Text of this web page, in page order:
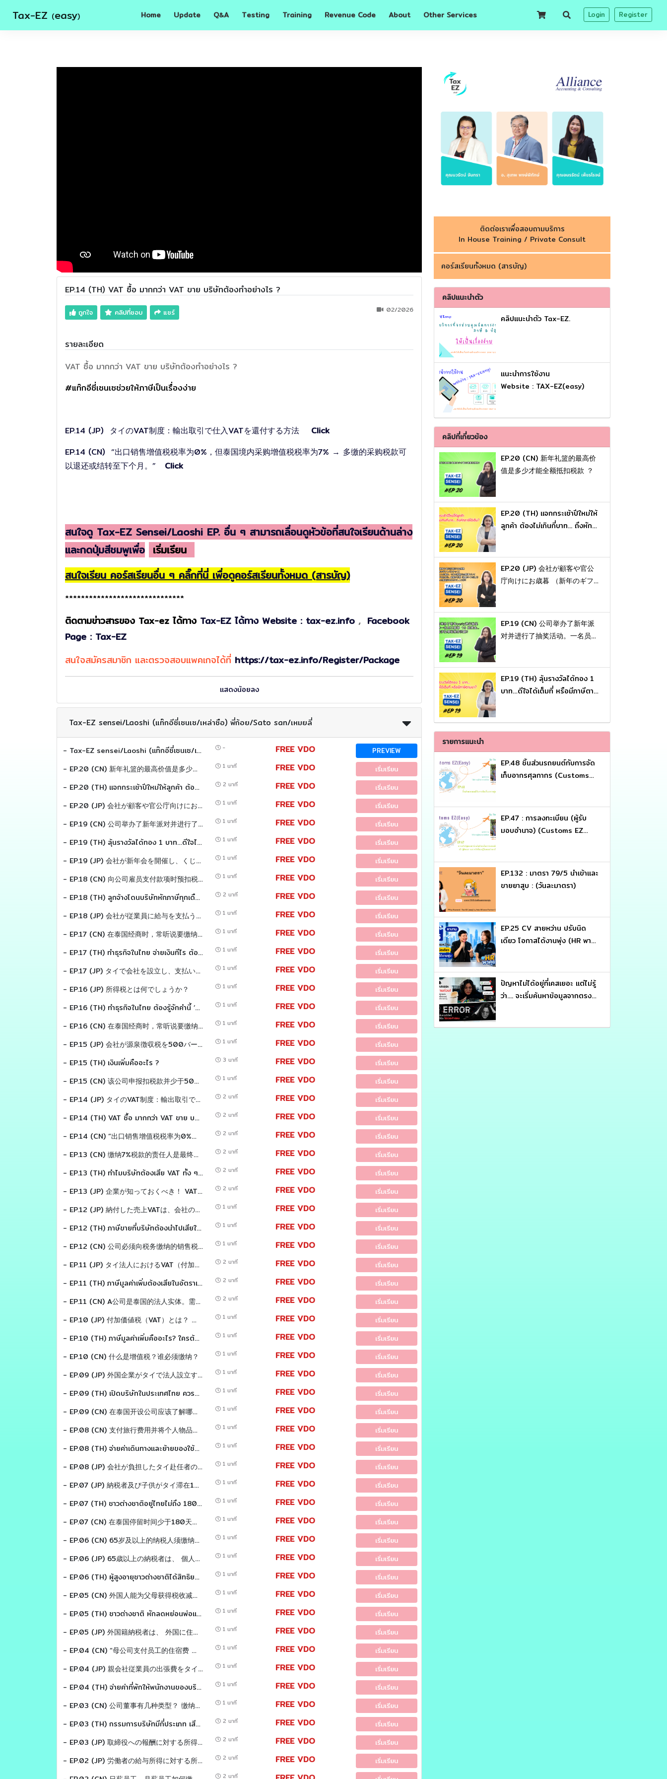
Tax-EZ (easy) Home Update Q&A Testing Training Revenue Code About Other Services Login Register
EP.14 (TH) VAT ซื้อ มากกว่า VAT ขาย บริษัทต้องทำอย่างไร ?
ถูกใจ คลิปที่ชอบ แชร์ 02/2026
รายละเอียด
VAT ซื้อ มากกว่า VAT ขาย บริษัทต้องทำอย่างไร ?
#แท๊กอีซี่เซนเซช่วยให้ภาษีเป็นเรื่องง่าย
EP.14 (JP) タイのVAT制度：輸出取引で仕入VATを還付する方法 Click
EP.14 (CN) “出口销售增值税税率为0%，但泰国境内采购增值税税率为7% → 多缴的采购税款可
以退还或结转至下个月。” Click
สนใจดู Tax-EZ Sensei/Laoshi EP. อื่น ๆ สามารถเลื่อนดูหัวข้อที่สนใจเรียนด้านล่าง
และกดปุ่มสีชมพูเพื่อ เริ่มเรียน
สนใจเรียน คอร์สเรียนอื่น ๆ คลิ๊กที่นี่ เพื่อดูคอร์สเรียนทั้งหมด (สารบัญ)
******************************
ติดตามข่าวสารของ Tax-ez ได้ทาง Tax-EZ ได้ทาง Website : tax-ez.info , Facebook
Page : Tax-EZ
สนใจสมัครสมาชิก และตรวจสอบแพคเกจได้ที่ https://tax-ez.info/Register/Package
แสดงน้อยลง
Tax-EZ sensei/Laoshi (แท๊กอีซี่เซนเซ/เหล่าซือ) พี่ก้อย/Sato san/เหมยลี่
- Tax-EZ sensei/Laoshi (แท๊กอีซี่เซนเซ/เหล่าซือ) - FREE VDO PREVIEW
- EP.20 (CN) 新年礼篮的最高价值是多少才能全额抵扣税款 ？ 1 นาที FREE VDO เริ่มเรียน
- EP.20 (TH) แจกกระเช้าปีใหม่ให้ลูกค้า ต้องไม่เกินกี่บาท... ถึงหักภาษีได้เต็ม ? 2 นาที FREE VDO เริ่มเรียน
- EP.20 (JP) 会社が顧客や官公庁向けにお歳暮 （新年のギフトバスケット） を購入した場合、これを税務上の費用として 計上するために、金額の下限（最低いくら以上） といった規定はあるのでしょうか？ 1 นาที FREE VDO เริ่มเรียน
- EP.19 (CN) 公司举办了新年派对并进行了抽奖活动。一名员工赢得了价值1泰铢的黄金。这会涉及哪些税务问题 ？ 1 นาที FREE VDO เริ่มเรียน
- EP.19 (TH) ลุ้นรางวัลได้ทอง 1 บาท…ดีใจได้เต็มที่ หรือมีภาษีตามมา ? 1 นาที FREE VDO เริ่มเรียน
- EP.19 (JP) 会社が新年会を開催し、くじ引きで従業員が「金1バーツ」を当選した場合、税務上の取扱いはどうなりますか？ 1 นาที FREE VDO เริ่มเรียน
- EP.18 (CN) 向公司雇员支付款项时预扣税的计算 ？ 1 นาที FREE VDO เริ่มเรียน
- EP.18 (TH) ลูกจ้างโดนบริษัทหักภาษีทุกเดือน เอ๊ะ !! คำนวณยังไงกันนะ ? 2 นาที FREE VDO เริ่มเรียน
- EP.18 (JP) 会社が従業員に給与を支払う場合の 「源泉所得税（Personal Income Tax）」の計算方法について説明します。 1 นาที FREE VDO เริ่มเรียน
- EP.17 (CN) 在泰国经商时，常听说要缴纳“所得税”。 那么，“所得税”是什么呢？ 1 นาที FREE VDO เริ่มเรียน
- EP.17 (TH) ทำธุรกิจในไทย จ่ายเงินทีไร ต้องหักภาษีทุกที! เคยสงสัยไหม...หักทำไม หักให้ใคร? 1 นาที FREE VDO เริ่มเรียน
- EP.17 (JP) タイで会社を設立し、支払いをする際には 源泉徴収を行う必要があります では、「源泉徴収税」とは何でしょうか？ 1 นาที FREE VDO เริ่มเรียน
- EP.16 (JP) 所得税とは何でしょうか？ 1 นาที FREE VDO เริ่มเรียน
- EP.16 (TH) ทำธุรกิจในไทย ต้องรู้จักคำนี้ ‘ภาษีเงินได้’ 1 นาที FREE VDO เริ่มเรียน
- EP.16 (CN) 在泰国经商时，常听说要缴纳“所得税”。 那么，“所得税”是什么呢？ 1 นาที FREE VDO เริ่มเรียน
- EP.15 (JP) 会社が源泉徴収税を500バーツ過少納付だったため、 歳入局より不足分の税額を納付するように指摘され、 さらに「延滞税）」の支払いも要求されました。 質問：この「延滞税」とは何か。 1 นาที FREE VDO เริ่มเรียน
- EP.15 (TH) เงินเพิ่มคืออะไร ? 3 นาที FREE VDO เริ่มเรียน
- EP.15 (CN) 该公司申报扣税款并少于500泰铢，税务官却说少缴了税款。而且还得额外付钱。问题是，额外的钱是什么？ 1 นาที FREE VDO เริ่มเรียน
- EP.14 (JP) タイのVAT制度：輸出取引で仕入VATを還付する方法 2 นาที FREE VDO เริ่มเรียน
- EP.14 (TH) VAT ซื้อ มากกว่า VAT ขาย บริษัทต้องทำอย่างไร ? 2 นาที FREE VDO เริ่มเรียน
- EP.14 (CN) “出口销售增值税税率为0%，但泰国境内采购增值税税率为7% → 多缴的采购税款可以退还或结转至下个月。” 2 นาที FREE VDO เริ่มเรียน
- EP.13 (CN) 缴纳7%税款的责任人是最终消费者。公司购买产品并非用于消费，那么公司为什么要缴纳这笔购置税呢？ 2 นาที FREE VDO เริ่มเรียน
- EP.13 (TH) ทำไมบริษัทต้องเสีย VAT ทั้ง ๆ ที่ไม่ได้ซื้อสินค้ามาบริโภค? 2 นาที FREE VDO เริ่มเรียน
- EP.13 (JP) 企業が知っておくべき！ VAT（付加価値税）の計算の仕組み? 2 นาที FREE VDO เริ่มเรียน
- EP.12 (JP) 納付した売上VATは、会社の費用になるのでしょうか？ 1 นาที FREE VDO เริ่มเรียน
- EP.12 (TH) ภาษีขายที่บริษัทต้องนำไปเสียให้กรมสรรพากร เป็นเงินของบริษัทใช่หรือไม่ 1 นาที FREE VDO เริ่มเรียน
- EP.12 (CN) 公司必须向税务缴纳的销售税 ，这是公司的钱吗？ 1 นาที FREE VDO เริ่มเรียน
- EP.11 (JP) タイ法人におけるVAT（付加価値税）の区分について説明致します。 2 นาที FREE VDO เริ่มเรียน
- EP.11 (TH) ภาษีมูลค่าเพิ่มต้องเสียในอัตราเท่าไร 2 นาที FREE VDO เริ่มเรียน
- EP.11 (CN) A公司是泰国的法人实体。需要支付多少增值税？ 2 นาที FREE VDO เริ่มเรียน
- EP.10 (JP) 付加価値税（VAT）とは？ 誰が支払い、誰に納めるのか？ 1 นาที FREE VDO เริ่มเรียน
- EP.10 (TH) ภาษีมูลค่าเพิ่มคืออะไร? ใครต้องเสีย? 1 นาที FREE VDO เริ่มเรียน
- EP.10 (CN) 什么是增值税？谁必须缴纳？ 1 นาที FREE VDO เริ่มเรียน
- EP.09 (JP) 外国企業がタイで法人設立する際に 必ず理解すべき税制とは？ 1 นาที FREE VDO เริ่มเรียน
- EP.09 (TH) เปิดบริษัทในประเทศไทย ควรรู้จักภาษีอะไรบ้าง? 1 นาที FREE VDO เริ่มเรียน
- EP.09 (CN) 在泰国开设公司应该了解哪些税务？ 1 นาที FREE VDO เริ่มเรียน
- EP.08 (CN) 支付旅行费用并将个人物品从海外运入泰国。 应该算员工收入吗？ 1 นาที FREE VDO เริ่มเรียน
- EP.08 (TH) จ่ายค่าเดินทางเเละย้ายของใช้ส่วนตัวจากต่างประเทศเข้ามาไทย ต้องถือเป็นเงินได้พนักงานหรือไม่? 1 นาที FREE VDO เริ่มเรียน
- EP.08 (JP) 会社が負担したタイ赴任者の航空券代および 引っ越し費用は個人所得税の課税対象となるのでしょうか？ 1 นาที FREE VDO เริ่มเรียน
- EP.07 (JP) 納税者及び子供がタイ滞在180日未満の場合、 扶養控除の適用が可能か。 Tax EZ sensei 1 นาที FREE VDO เริ่มเรียน
- EP.07 (TH) ชาวต่างชาติอยู่ไทยไม่ถึง 180 วัน หักลดหย่อน คู่สมรสเเละบุตรได้หรือไม่? Tax EZ sensei 1 นาที FREE VDO เริ่มเรียน
- EP.07 (CN) 在泰国停留时间少于180天的外国人 配偶和子女可以扣除吗 ？ Tax EZ LAOSHI 1 นาที FREE VDO เริ่มเรียน
- EP.06 (CN) 65岁及以上的纳税人须缴纳个人所得税 有免税吗？Tax EZ LAOSHI 1 นาที FREE VDO เริ่มเรียน
- EP.06 (JP) 65歳以上の納税者は、 個人所得税の免税恩典がある？ Tax EZ sensei 1 นาที FREE VDO เริ่มเรียน
- EP.06 (TH) ผู้สูงอายุชาวต่างชาติได้สิทธิยกเว้นเงินได้ "แสนเก้า" เหมือนคนไทยหรือไม่? Tax EZ sensei 1 นาที FREE VDO เริ่มเรียน
- EP.05 (CN) 外国人能为父母获得税收减免吗？Tax EZ laoshi 1 นาที FREE VDO เริ่มเรียน
- EP.05 (TH) ชาวต่างชาติ หักลดหย่อนพ่อเเม่ได้หรือไม่? Tax EZ sensei 1 นาที FREE VDO เริ่มเรียน
- EP.05 (JP) 外国籍納税者は、 外国に住む両親を扶養控除の対象にできる？ Tax EZ sensei 1 นาที FREE VDO เริ่มเรียน
- EP.04 (CN) “母公司支付员工的住宿费 这是否属于禁止费用吗？” Tax EZ laoshi 1 นาที FREE VDO เริ่มเรียน
- EP.04 (JP) 親会社従業員の出張費をタイ子会社が負担した場合の税務取扱いとは？ Tax EZ sensei 1 นาที FREE VDO เริ่มเรียน
- EP.04 (TH) จ่ายค่าที่พักให้พนักงานของบริษัทเเม่ เป็นค่าใช้จ่ายต้องห้ามหรือไม่ Tax EZ sensei 1 นาที FREE VDO เริ่มเรียน
- EP.03 (CN) 公司董事有几种类型？ 缴纳的税款是否不同？ Tax EZ laoshi 1 นาที FREE VDO เริ่มเรียน
- EP.03 (TH) กรรมการบริษัทมีกี่ประเภท เสียภาษีแตกต่างกันหรือไม่ Tax EZ Sensei 2 นาที FREE VDO เริ่มเรียน
- EP.03 (JP) 取締役への報酬に対する所得税についてお答えします。Tax EZ sensei 2 นาที FREE VDO เริ่มเรียน
- EP.02 (JP) 労働者の給与所得に対する所得税についてお答えします。 Tax EZ sensei 2 นาที FREE VDO เริ่มเรียน
2 นาที
ติดต่อเราเพื่อสอบถามบริการ
In House Training / Private Consult
คอร์สเรียนทั้งหมด (สารบัญ)
คลิปแนะนำตัว
คลิปแนะนำตัว Tax-EZ.
เเนะนำการใช้งาน
Website : TAX-EZ(easy)
คลิปที่เกี่ยวข้อง
EP.20 (CN) 新年礼篮的最高价
值是多少才能全额抵扣税款 ？
EP.20 (TH) แจกกระเช้าปีใหม่ให้
ลูกค้า ต้องไม่เกินกี่บาท... ถึงหัก
EP.20 (JP) 会社が顧客や官公
庁向けにお歳暮 （新年のギフ
計上するために、金額の下限
（最低いくら以上） といった
規定はあるのでしょうか？
EP.19 (CN) 公司举办了新年派
对并进行了抽奖活动。一名员工
EP.19 (TH) ลุ้นรางวัลได้ทอง 1
บาท…ดีใจได้เต็มที่ หรือมีภาษีตาม
รายการแนะนำ
EP.48 ชิ้นส่วนรถยนต์กับการจัด
เก็บอากรศุลกากร (Customs
EP.47 : การลงทะเบียน (ผู้รับ
มอบอำนาจ) (Customs EZ
EP.132 : มาตรา 79/5 นำเข้าและ
ขายยาสูบ : (วันละมาตรา)
EP.25 CV สายหว่าน ปรับนิด
เดียว โอกาสได้งานพุ่ง (HR พา
ปัญหาไม่ได้อยู่ที่เคสเยอะ แต่ไม่รู้
ว่า.... จะเริ่มค้นหาข้อมูลจากตรง